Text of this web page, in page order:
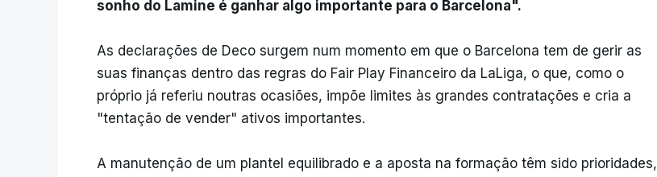
sonho do Lamine é ganhar algo importante para o Barcelona".
As declarações de Deco surgem num momento em que o Barcelona tem de gerir as
suas finanças dentro das regras do Fair Play Financeiro da LaLiga, o que, como o
próprio já referiu noutras ocasiões, impõe limites às grandes contratações e cria a
"tentação de vender" ativos importantes.
A manutenção de um plantel equilibrado e a aposta na formação têm sido prioridades,